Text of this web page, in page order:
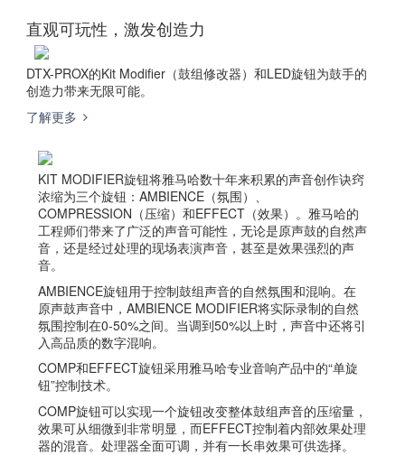
直观可玩性，激发创造力
DTX-PROX的Kit Modifier（鼓组修改器）和LED旋钮为鼓手的
创造力带来无限可能。
了解更多
KIT MODIFIER旋钮将雅马哈数十年来积累的声音创作诀窍
浓缩为三个旋钮：AMBIENCE（氛围）、
COMPRESSION（压缩）和EFFECT（效果）。雅马哈的
工程师们带来了广泛的声音可能性，无论是原声鼓的自然声
音，还是经过处理的现场表演声音，甚至是效果强烈的声
音。
AMBIENCE旋钮用于控制鼓组声音的自然氛围和混响。在
原声鼓声音中，AMBIENCE MODIFIER将实际录制的自然
氛围控制在0-50%之间。当调到50%以上时，声音中还将引
入高品质的数字混响。
COMP和EFFECT旋钮采用雅马哈专业音响产品中的“单旋
钮”控制技术。
COMP旋钮可以实现一个旋钮改变整体鼓组声音的压缩量，
效果可从细微到非常明显，而EFFECT控制着内部效果处理
器的混音。处理器全面可调，并有一长串效果可供选择。